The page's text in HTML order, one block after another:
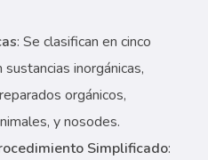
: Se clasifican en cinco
inorgánicas,
orgánicos,
y nosodes.
Simplificado: